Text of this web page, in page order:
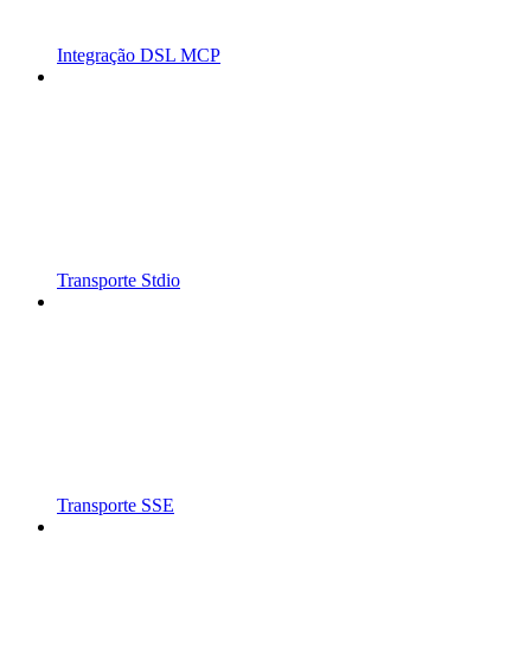
Integração DSL MCP
Transporte Stdio
Transporte SSE